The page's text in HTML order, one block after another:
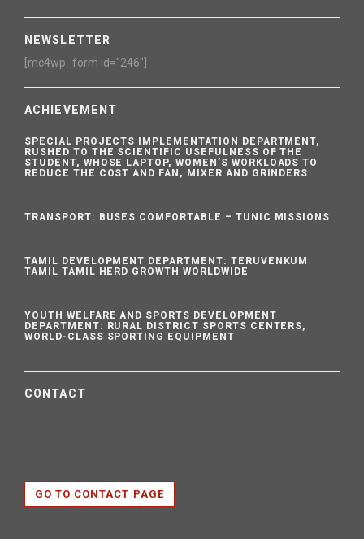
NEWSLETTER
[mc4wp_form id="246"]
ACHIEVEMENT
SPECIAL PROJECTS IMPLEMENTATION DEPARTMENT,
RUSHED TO THE SCIENTIFIC USEFULNESS OF THE
STUDENT, WHOSE LAPTOP, WOMEN’S WORKLOADS TO
REDUCE THE COST AND FAN, MIXER AND GRINDERS
TRANSPORT: BUSES COMFORTABLE – TUNIC MISSIONS
TAMIL DEVELOPMENT DEPARTMENT: TERUVENKUM
TAMIL TAMIL HERD GROWTH WORLDWIDE
YOUTH WELFARE AND SPORTS DEVELOPMENT
DEPARTMENT: RURAL DISTRICT SPORTS CENTERS,
WORLD-CLASS SPORTING EQUIPMENT
CONTACT
GO TO CONTACT PAGE